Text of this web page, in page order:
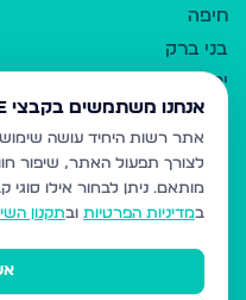
חיפה
בני ברק
ירושלים
אלעד
גבעת זאב
בית שמש
רכסים
מודיעין עילית
אנחנו משתמשים בקבצי Cookie
לצורך תפעול האתר, שיפור
מותאם. ניתן לבחור אילו
במדיניות הפרטיות ובתקנון